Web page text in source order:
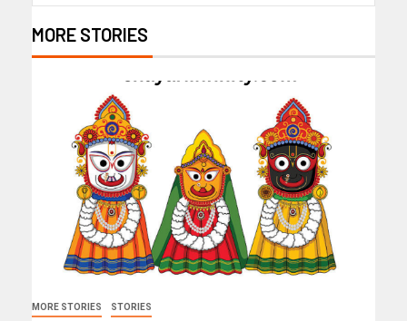
MORE STORIES
MORE STORIES STORIES